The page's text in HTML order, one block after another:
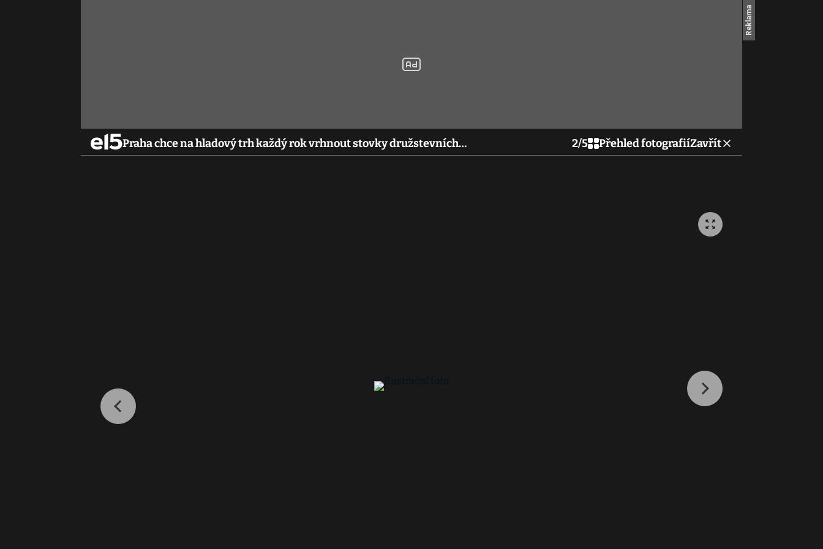
Praha chce na hladový trh každý rok vrhnout stovky družstevních… 2/5 Přehled fotografiíZavřít